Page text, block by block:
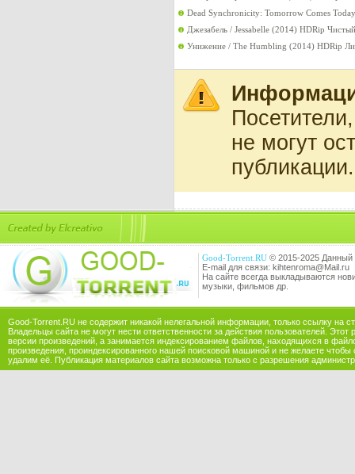
Dead Synchronicity: Tomorrow Comes
Джезабель / Jessabelle (2014) HDRip
Унижение / The Humbling (2014) HDRip
не могут
публикации.
Good-Torrent.RU © 2015-2025 Данный
E-mail для связи: kihtenroma@Mail.ru
На сайте всегда выкладываются
музыки, фильмов др.
Good-Torrent.RU не содержит никакой нелегальной информации, только ссылку на
Владельцы сайта не могут нести ответственности за действия пользователей.
версии произведений, а занимается индексированием файлов, находящихся в
произведения, проиндексированного нашей поисковой машиной и не желаете
удалим её. Публикация материалов сайта возможна только с разрешения